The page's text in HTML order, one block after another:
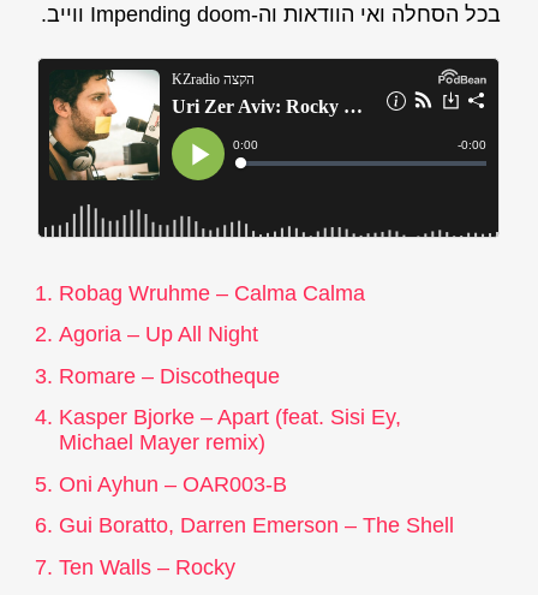
בכל הסחלה ואי הוודאות וה-Impending doom ווייב.
Robag Wruhme – Calma Calma
Agoria – Up All Night
Romare – Discotheque
Kasper Bjorke – Apart (feat. Sisi Ey,
Michael Mayer remix)
Oni Ayhun – OAR003-B
Gui Boratto, Darren Emerson – The Shell
Ten Walls – Rocky